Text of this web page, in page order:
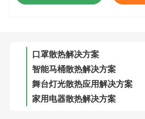
口罩散热解决方案
智能马桶散热解决方案
舞台灯光散热应用解决方案
家用电器散热解决方案